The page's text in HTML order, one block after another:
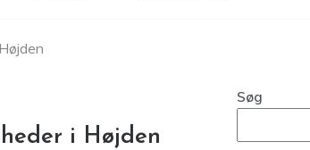
i Højden
Søg